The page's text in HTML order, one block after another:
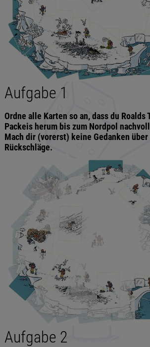
Aufgabe 1
Ordne alle Karten so an, dass du Roalds
Packeis herum bis zum Nordpol
Mach dir (vorerst) keine Gedanken
Rückschläge.
Aufgabe 2